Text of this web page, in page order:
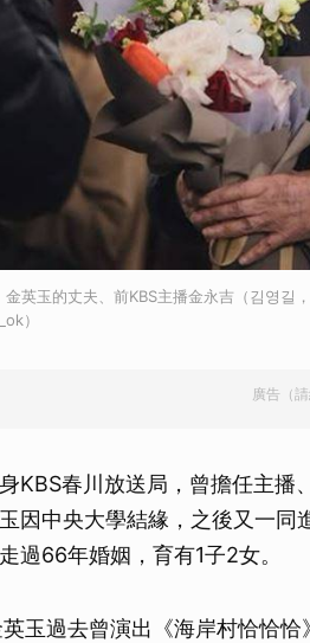
金英玉的丈夫、前KBS主播金永吉（김영
）
廣告（
KBS春川放送局，曾擔任主播
因中央大學結緣，之後又一
過66年婚姻，育有1子2女。
玉過去曾演出《海岸村恰恰
取消